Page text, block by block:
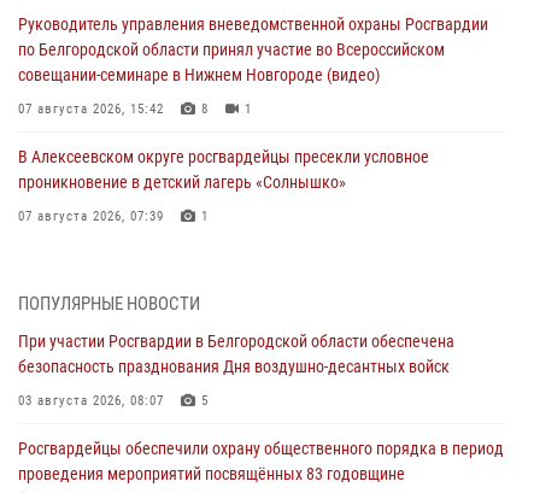
Руководитель управления вневедомственной охраны Росгвардии
по Белгородской области принял участие во Всероссийском
совещании-семинаре в Нижнем Новгороде (видео)
07 августа 2026, 15:42 8 1
В Алексеевском округе росгвардейцы пресекли условное
проникновение в детский лагерь «Солнышко»
07 августа 2026, 07:39 1
Подвиги героев‑росгвардейцев увековечили в новой музейной
экспозиции белгородского музея‑диорамы «Курская битва.
06 августа 2026, 12:05 3
ПОПУЛЯРНЫЕ НОВОСТИ
При участии Росгвардии в Белгородской области обеспечена
безопасность празднования Дня воздушно-десантных войск
03 августа 2026, 08:07 5
Росгвардейцы обеспечили охрану общественного порядка в период
проведения мероприятий посвящённых 83 годовщине